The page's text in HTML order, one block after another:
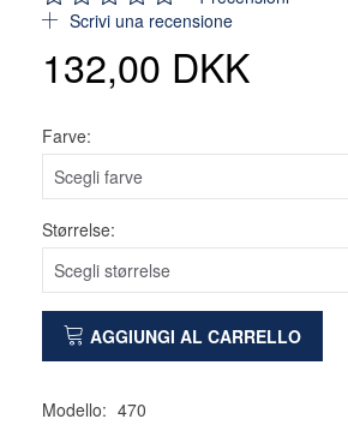
Scrivi una recensione
132,00 DKK
Farve:
Størrelse:
AGGIUNGI AL CARRELLO
Modello: 470